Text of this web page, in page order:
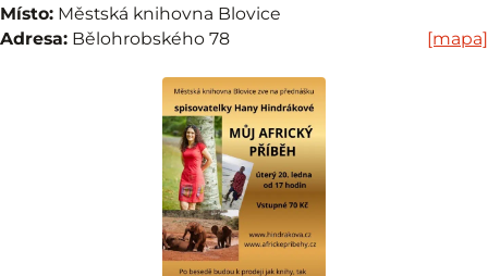
Místo: Městská knihovna Blovice
Adresa: Bělohrobského 78 [mapa]